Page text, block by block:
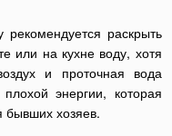
раскрыть
или на кухне воду, хотя
и проточная вода
энергии, которая
бывших хозяев.